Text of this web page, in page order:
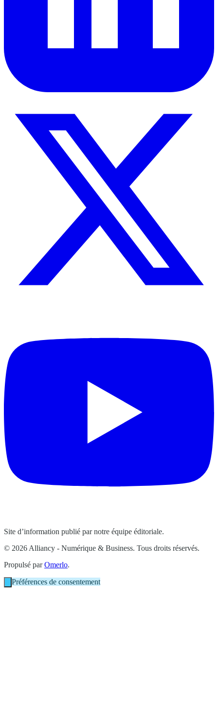
Site d’information publié par notre équipe éditoriale.
© 2026 Alliancy - Numérique & Business. Tous droits réservés.
Propulsé parOmerlo.
Préférences de consentement